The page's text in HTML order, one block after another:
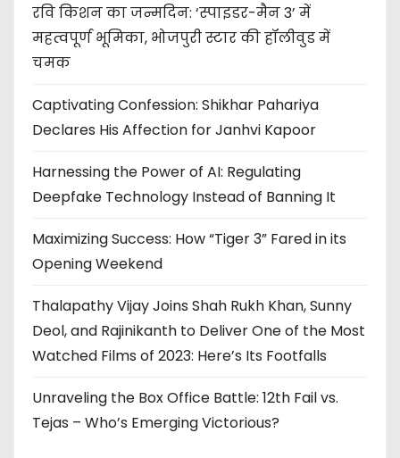
रवि किशन का जन्मदिन: ‘स्पाइडर-मैन 3’ में
महत्वपूर्ण भूमिका, भोजपुरी स्टार की हॉलीवुड में
चमक
Captivating Confession: Shikhar Pahariya
Declares His Affection for Janhvi Kapoor
Harnessing the Power of AI: Regulating
Deepfake Technology Instead of Banning It
Maximizing Success: How “Tiger 3” Fared in its
Opening Weekend
Thalapathy Vijay Joins Shah Rukh Khan, Sunny
Deol, and Rajinikanth to Deliver One of the Most
Watched Films of 2023: Here’s Its Footfalls
Unraveling the Box Office Battle: 12th Fail vs.
Tejas – Who’s Emerging Victorious?